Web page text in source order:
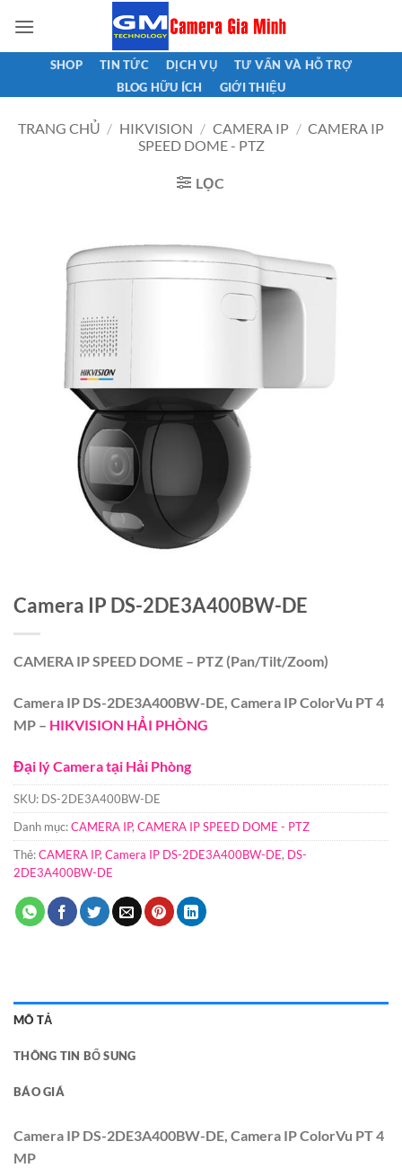
qua
nội
SHOP TIN TỨC DỊCH VỤ
TƯ VẤN VÀ HỖ TRỢ
BLOG HỮU ÍCH
GIỚI THIỆU
TRANG CHỦ / HIKVISION / CAMERA IP / CAMERA IP
SPEED DOME - PTZ
LỌC
Camera IP DS-2DE3A400BW-DE
CAMERA IP SPEED DOME – PTZ (Pan/Tilt/Zoom)
Camera IP DS-2DE3A400BW-DE, Camera IP ColorVu PT 4
MP – HIKVISION HẢI PHÒNG
Đại lý Camera tại Hải Phòng
SKU: DS-2DE3A400BW-DE
Danh mục:CAMERA IP, CAMERA IP SPEED DOME - PTZ
Thẻ:CAMERA IP, Camera IP DS-2DE3A400BW-DE, DS-
2DE3A400BW-DE
MÔ TẢ
THÔNG TIN BỔ SUNG
BÁO GIÁ
Camera IP DS-2DE3A400BW-DE, Camera IP ColorVu PT 4
MP